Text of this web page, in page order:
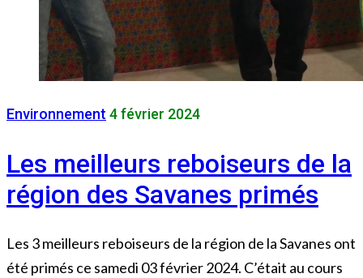
Environnement 4 février 2024
Les meilleurs reboiseurs de la
région des Savanes primés
Les 3 meilleurs reboiseurs de la région de la Savanes ont
été primés ce samedi 03 février 2024. C’était au cours